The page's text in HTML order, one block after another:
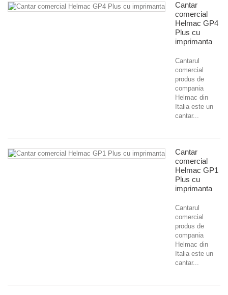
Cantar
comercial
Helmac GP4
Plus cu
imprimanta
Cantarul
comercial
produs de
compania
Helmac din
Italia este un
cantar...
Cantar
comercial
Helmac GP1
Plus cu
imprimanta
Cantarul
comercial
produs de
compania
Helmac din
Italia este un
cantar...